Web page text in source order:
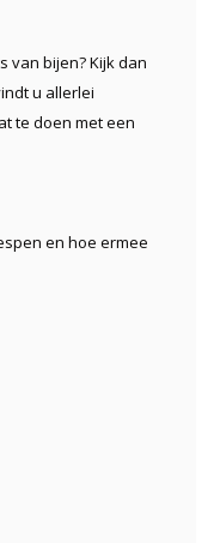
van bijen? Kijk dan
u allerlei
te doen met een
en hoe ermee